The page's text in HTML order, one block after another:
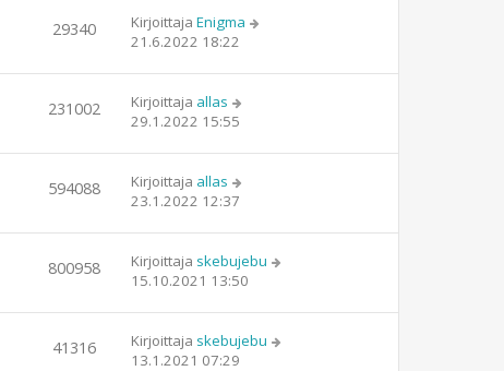
29340 Kirjoittaja Enigma
21.6.2022 18:22
231002 Kirjoittaja allas
29.1.2022 15:55
594088 Kirjoittaja allas
23.1.2022 12:37
800958 Kirjoittaja skebujebu
15.10.2021 13:50
41316 Kirjoittaja skebujebu
13.1.2021 07:29